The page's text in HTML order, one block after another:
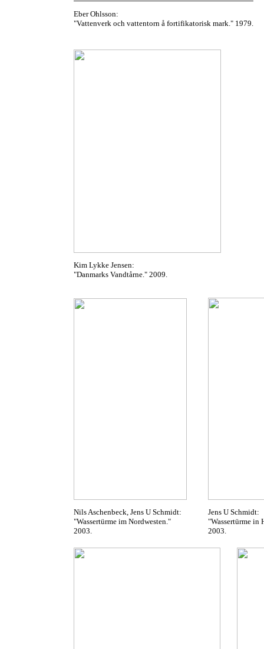
Eber Ohlsson:
"Vattenverk och vattentorn å fortifikatorisk mark." 1979.
Kim Lykke Jensen:
"Danmarks Vandtårne." 2009.
Nils Aschenbeck, Jens U Schmidt:
"Wassertürme im Nordwesten."
2003.
Jens U Schmidt:
"Wassertürme in
2003.